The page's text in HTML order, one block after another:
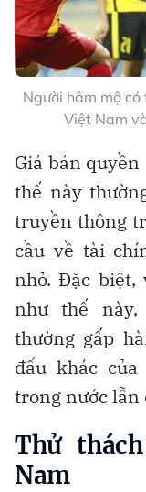
Người hâm mộ
Việt Nam
Giá bản
thế này
truyền thông
cầu về tài
nhỏ. Đặc
như thế
thường gấp
đấu khác
trong nước lẫn
Thử
Nam